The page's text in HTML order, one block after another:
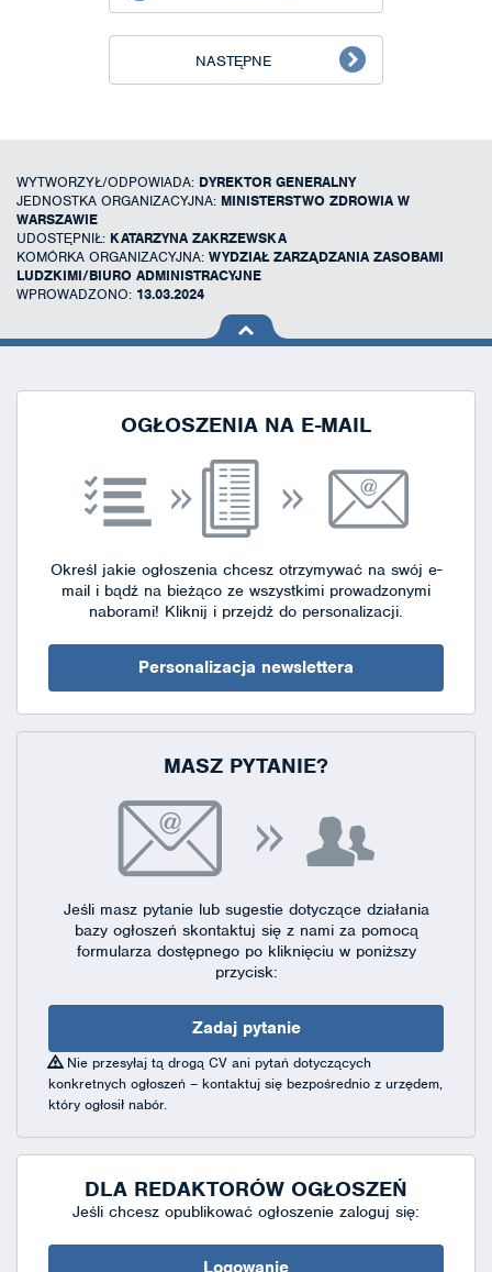
NASTĘPNE
WYTWORZYŁ/ODPOWIADA: DYREKTOR GENERALNY
JEDNOSTKA ORGANIZACYJNA: MINISTERSTWO ZDROWIA W
WARSZAWIE
UDOSTĘPNIŁ: KATARZYNA ZAKRZEWSKA
KOMÓRKA ORGANIZACYJNA: WYDZIAŁ ZARZĄDZANIA ZASOBAMI
LUDZKIMI/BIURO ADMINISTRACYJNE
WPROWADZONO: 13.03.2024
na górę
OGŁOSZENIA NA E-MAIL
Określ jakie ogłoszenia chcesz otrzymywać na swój e-
mail i bądź na bieżąco ze wszystkimi prowadzonymi
naborami! Kliknij i przejdź do personalizacji.
Personalizacja newslettera
MASZ PYTANIE?
Jeśli masz pytanie lub sugestie dotyczące działania
bazy ogłoszeń skontaktuj się z nami za pomocą
formularza dostępnegopo kliknięciu w poniższy
przycisk:
Zadaj pytanie
Nie przesyłaj tą drogą CV ani pytań dotyczących
konkretnych ogłoszeń – kontaktuj się bezpośrednio z urzędem,
który ogłosił nabór.
DLA REDAKTORÓW OGŁOSZEŃ
Jeśli chcesz opublikować ogłoszenie zaloguj się:
Logowanie